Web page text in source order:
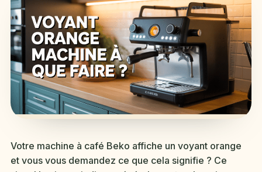
Votre machine à café Beko affiche un voyant orange
et vous vous demandez ce que cela signifie ? Ce